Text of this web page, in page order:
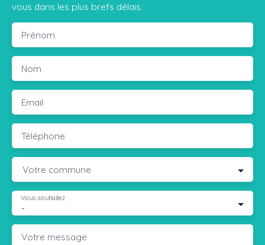
vous dans les plus brefs délais.
Prénom
Nom
Email
Téléphone
Votre commune
-
Vous souhaitez
Votre message